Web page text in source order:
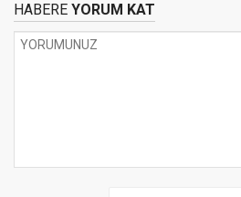
HABERE YORUM KAT